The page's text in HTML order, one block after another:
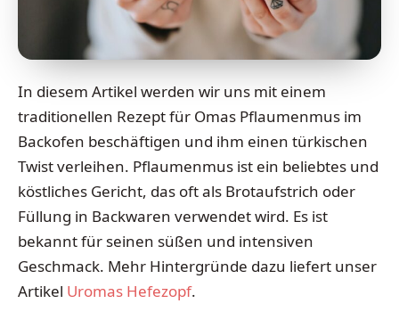
In diesem Artikel werden wir uns mit einem
traditionellen Rezept für Omas Pflaumenmus im
Backofen beschäftigen und ihm einen türkischen
Twist verleihen. Pflaumenmus ist ein beliebtes und
köstliches Gericht, das oft als Brotaufstrich oder
Füllung in Backwaren verwendet wird. Es ist
bekannt für seinen süßen und intensiven
Geschmack. Mehr Hintergründe dazu liefert unser
Artikel Uromas Hefezopf.